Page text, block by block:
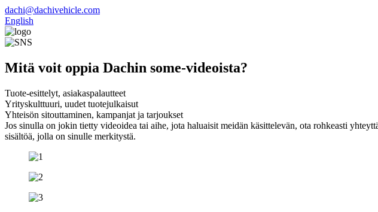
dachi@dachivehicle.com
English
Mitä voit oppia Dachin some-videoista?
Tuote-esittelyt, asiakaspalautteet
Yrityskulttuuri, uudet tuotejulkaisut
Yhteisön sitouttaminen, kampanjat ja tarjoukset
Jos sinulla on jokin tietty videoidea tai aihe, jota haluaisit meidän käsittelevän, ota rohkeasti
sisältöä, jolla on sinulle merkitystä.